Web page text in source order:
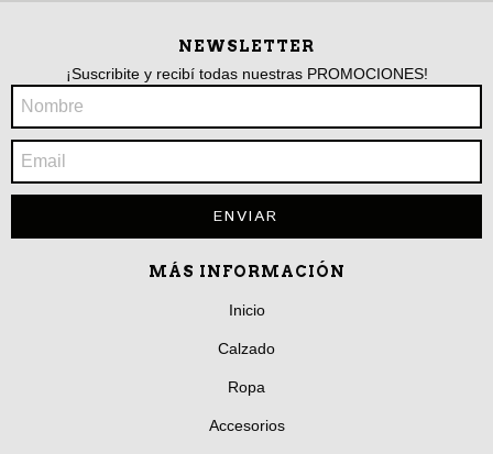
NEWSLETTER
¡Suscribite y recibí todas nuestras PROMOCIONES!
MÁS INFORMACIÓN
Inicio
Calzado
Ropa
Accesorios